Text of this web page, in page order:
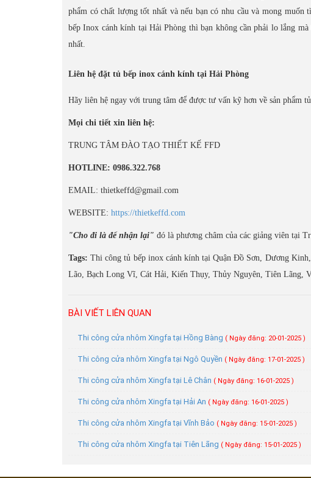
phẩm có chất lượng tốt nhất và nếu bạn có nhu cầu và mong
bếp Inox cánh kính tại Hải Phòng thì bạn không cần phải lo lắng
nhất.
Liên hệ đặt tủ bếp inox cánh kính tại Hải Phòng
Hãy liên hệ ngay với trung tâm để được tư vấn kỹ hơn về sản phẩm
Mọi chi tiết xin liên hệ:
TRUNG TÂM ĐÀO TẠO THIẾT KẾ FFD
HOTLINE: 0986.322.768
EMAIL: thietkeffd@gmail.com
WEBSITE: https://thietkeffd.com
"Cho đi là để nhận lại" đó là phương châm của các giảng viên tại
Tags:Thi công tủ bếp inox cánh kính tại Quận Đồ Sơn, Dương
Lão, Bạch Long Vĩ, Cát Hải, Kiến Thụy, Thủy Nguyên, Tiên Lãng,
BÀI VIẾT LIÊN QUAN
Thi công cửa nhôm Xingfa tại Hồng Bàng ( Ngày đăng: 20-01-2025 )
Thi công cửa nhôm Xingfa tại Ngô Quyền ( Ngày đăng: 17-01-2025 )
Thi công cửa nhôm Xingfa tại Lê Chân ( Ngày đăng: 16-01-2025 )
Thi công cửa nhôm Xingfa tại Hải An ( Ngày đăng: 16-01-2025 )
Thi công cửa nhôm Xingfa tại Vĩnh Bảo ( Ngày đăng: 15-01-2025 )
Thi công cửa nhôm Xingfa tại Tiên Lãng ( Ngày đăng: 15-01-2025 )